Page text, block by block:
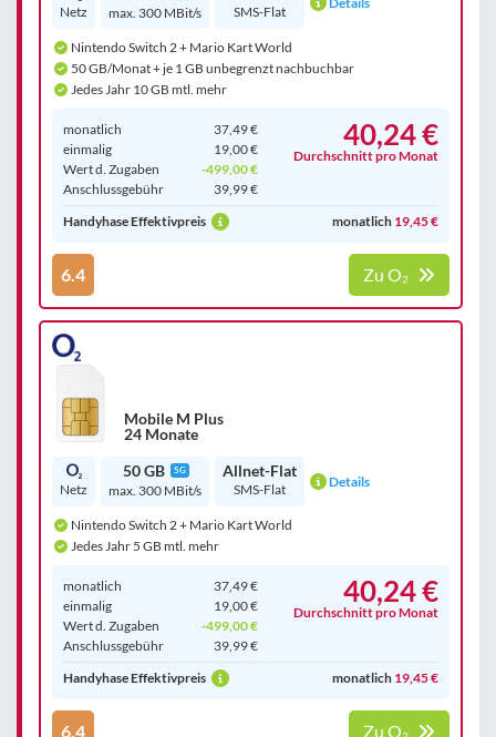
Netz max. 300 MBit/s SMS-Flat
Nintendo Switch 2 + Mario Kart World
50 GB/Monat + je 1 GB unbegrenzt nachbuchbar
Jedes Jahr 10 GB mtl. mehr
monatlich
37,49 €
einmalig
19,00 €
Wert d. Zugaben
-499,00 €
Anschluss­gebühr
39,99 €
40,24 €
Durchschnitt pro Monat
Handyhase Effektivpreis monatlich 19,45 €
6.4 Zu O₂
Mobile M Plus
24 Monate
Netz
50 GB 5G
max. 300 MBit/s
Allnet-Flat
SMS-Flat Details
Nintendo Switch 2 + Mario Kart World
Jedes Jahr 5 GB mtl. mehr
monatlich
37,49 €
einmalig
19,00 €
Wert d. Zugaben
-499,00 €
Anschluss­gebühr
39,99 €
40,24 €
Durchschnitt pro Monat
Handyhase Effektivpreis monatlich 19,45 €
6.4 Zu O₂